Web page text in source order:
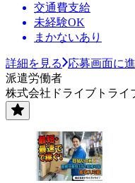
交通費支給
未経験OK
まかないあり
詳細を見る
応募画面に
派遣労働者
株式会社ドライブトライ